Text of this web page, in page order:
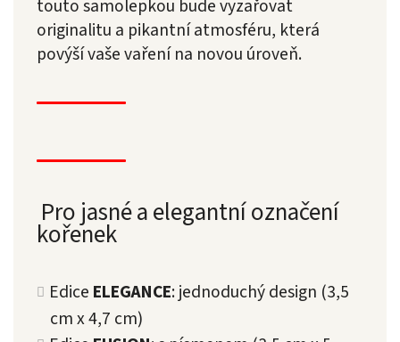
touto samolepkou bude vyzařovat
originalitu a pikantní atmosféru, která
povýší vaše vaření na novou úroveň.
Pro jasné a elegantní označení
kořenek
Edice ELEGANCE: jednoduchý design (3,5
cm x 4,7 cm)